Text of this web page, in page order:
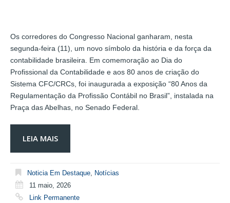
Os corredores do Congresso Nacional ganharam, nesta
segunda-feira (11), um novo símbolo da história e da força da
contabilidade brasileira. Em comemoração ao Dia do
Profissional da Contabilidade e aos 80 anos de criação do
Sistema CFC/CRCs, foi inaugurada a exposição “80 Anos da
Regulamentação da Profissão Contábil no Brasil”, instalada na
Praça das Abelhas, no Senado Federal.
LEIA MAIS
Noticia Em Destaque
Notícias
11 maio, 2026
Link Permanente